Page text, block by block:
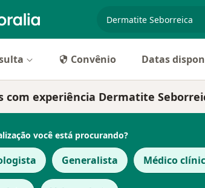
Convênio Datas
com experiência Dermatite
você está procurando?
Generalista Médico